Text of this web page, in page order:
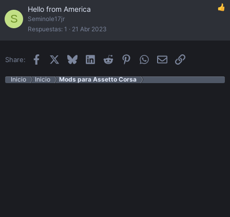
S
Hello from America
Seminole17jr
Respuestas 1 21 Abr 2023
Share: Facebook BlueskyLinkedInReddit PinterestWhatsApp
EmailEnlace
Inicio Inicio Mods para Assetto Corsa